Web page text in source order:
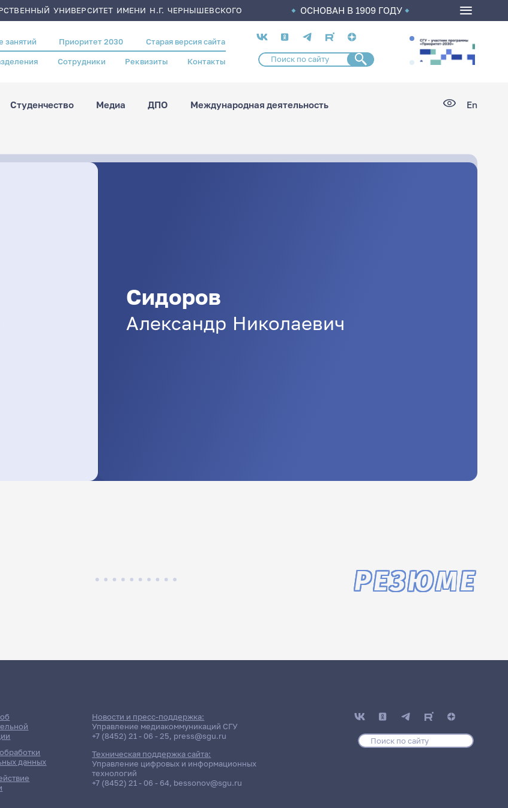
УНИВЕРСИТЕТ ИМЕНИ Н.Г. ЧЕРНЫШЕВСКОГО ОСНОВАН В 1909 ГОДУ
занятий Приоритет 2030 Старая версия сайта
Сотрудники Реквизиты Контакты
Социальные
сети
Студенчество Медиа ДПО Международная деятельность En
Сидоров
Александр Николаевич
РЕЗЮМЕ
данных
Новости и пресс-поддержка:
Управление медиакоммуникаций СГУ
+7 (8452) 21 - 06 - 25, press@sgu.ru
Техническая поддержка сайта:
Управление цифровых и информационных
технологий
+7 (8452) 21 - 06 - 64, bessonov@sgu.ru